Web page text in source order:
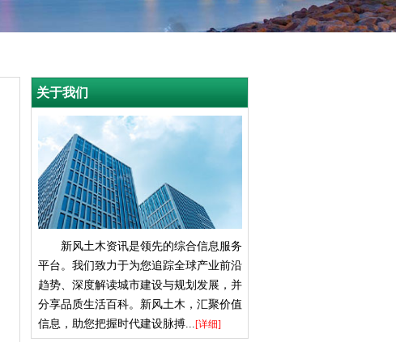
关于我们
新风土木资讯是领先的综合信息服务
平台。我们致力于为您追踪全球产业前沿
趋势、深度解读城市建设与规划发展，并
分享品质生活百科。新风土木，汇聚价值
信息，助您把握时代建设脉搏... [详细]